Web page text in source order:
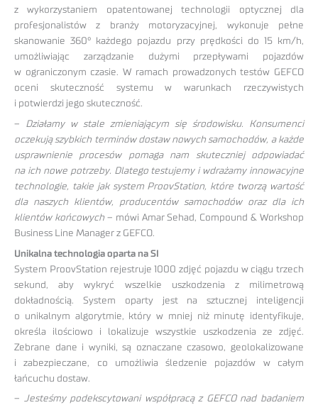
z wykorzystaniem opatentowanej technologii optycznej dla
profesjonalistów z branży motoryzacyjnej, wykonuje pełne
skanowanie 360° każdego pojazdu przy prędkości do 15 km/h,
umożliwiając zarządzanie dużymi przepływami pojazdów
w ograniczonym czasie. W ramach prowadzonych testów GEFCO
oceni skuteczność systemu w warunkach rzeczywistych
i potwierdzi jego skuteczność.
– Działamy w stale zmieniającym się środowisku. Konsumenci
oczekują szybkich terminów dostaw nowych samochodów, a każde
usprawnienie procesów pomaga nam skuteczniej odpowiadać
na ich nowe potrzeby. Dlatego testujemy i wdrażamy innowacyjne
technologie, takie jak system ProovStation, które tworzą wartość
dla naszych klientów, producentów samochodów oraz dla ich
klientów końcowych– mówi Amar Sehad, Compound & Workshop
Business Line Manager z GEFCO.
Unikalna technologia oparta na SI
System ProovStation rejestruje 1000 zdjęć pojazdu w ciągu trzech
sekund, aby wykryć wszelkie uszkodzenia z milimetrową
dokładnością. System oparty jest na sztucznej inteligencji
o unikalnym algorytmie, który w mniej niż minutę identyfikuje,
określa ilościowo i lokalizuje wszystkie uszkodzenia ze zdjęć.
Zebrane dane i wyniki, są oznaczane czasowo, geolokalizowane
i zabezpieczane, co umożliwia śledzenie pojazdów w całym
łańcuchu dostaw.
– Jesteśmy podekscytowani współpracą z GEFCO nad badaniem